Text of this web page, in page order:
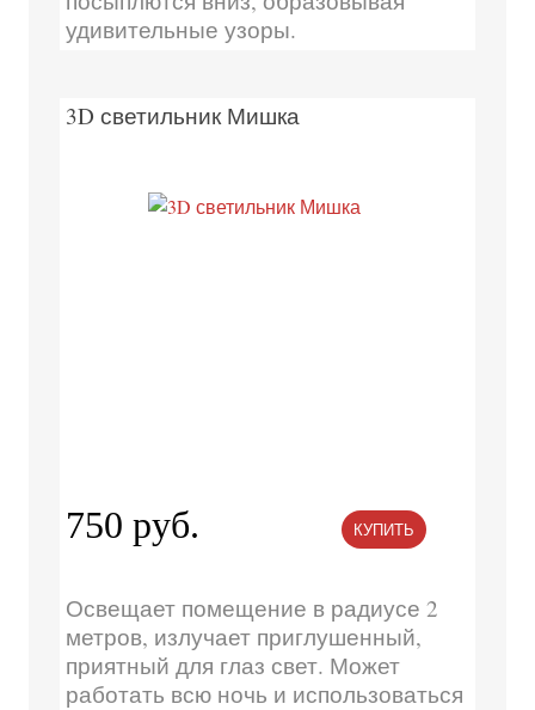
удивительные узоры.
3D светильник Мишка
750 руб. КУПИТЬ
Освещает помещение в радиусе 2
метров, излучает приглушенный,
приятный для глаз свет. Может
работать всю ночь и использоваться